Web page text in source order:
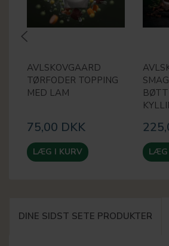
AVLSKOVGAARD
TØRFODER TOPPING
MED LAM
75,00 DKK
LÆG I KURV LÆG
DINE SIDST SETE PRODUKTER